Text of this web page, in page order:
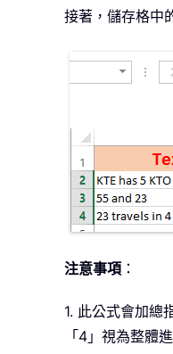
接著，儲存格中
注意事項 ：
1. 此公式會加總
「4」視為整體